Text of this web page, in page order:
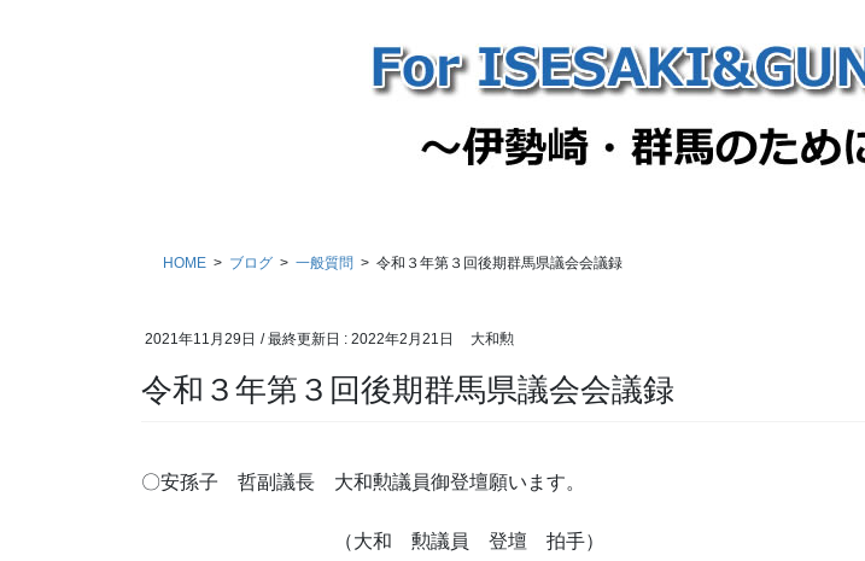
ブログ
HOME ブログ 一般質問 令和３年第３回後期群馬県議会会議録
2021年11月29日 / 最終更新日 : 2022年2月21日 大和勲
令和３年第３回後期群馬県議会会議録
〇安孫子 哲副議長 大和勲議員御登壇願います。
（大和 勲議員 登壇 拍手）